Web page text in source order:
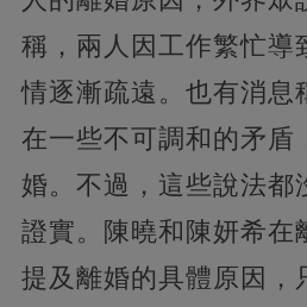
稱，兩人因工作繁忙導
情逐漸疏遠。也有消息
在一些不可調和的矛盾
婚。不過，這些說法都
證實。陳曉和陳妍希在
提及離婚的具體原因，